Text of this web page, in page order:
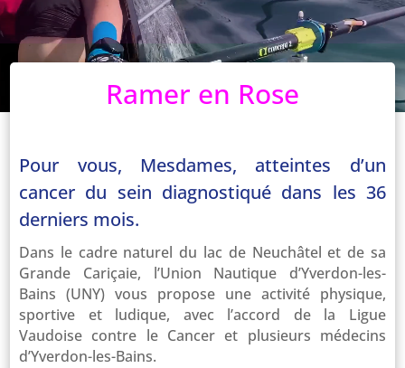
Ramer en Rose
Pour vous, Mesdames, atteintes d’un
cancer du sein diagnostiqué dans les 36
derniers mois.
Dans le cadre naturel du lac de Neuchâtel et de sa
Grande Cariçaie, l’Union Nautique d’Yverdon-les-
Bains (UNY) vous propose une activité physique,
sportive et ludique, avec l’accord de la Ligue
Vaudoise contre le Cancer et plusieurs médecins
d’Yverdon-les-Bains.